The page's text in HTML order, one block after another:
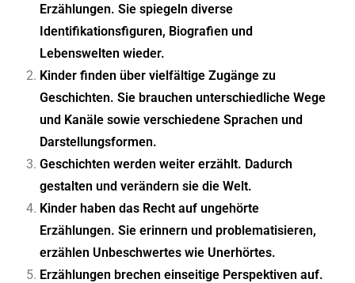
Erzählungen. Sie spiegeln diverse
Identifikationsfiguren, Biografien und
Lebenswelten wieder.
Kinder finden über vielfältige Zugänge zu
Geschichten. Sie brauchen unterschiedliche Wege
und Kanäle sowie verschiedene Sprachen und
Darstellungsformen.
Geschichten werden weiter erzählt. Dadurch
gestalten und verändern sie die Welt.
Kinder haben das Recht auf ungehörte
Erzählungen. Sie erinnern und problematisieren,
erzählen Unbeschwertes wie Unerhörtes.
Erzählungen brechen einseitige Perspektiven auf.